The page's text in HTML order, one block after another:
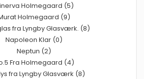
Holmegaard (5)
Holmegaard (9)
fra Lyngby Glasværk. (8)
Napoleon Klar (0)
Neptun (2)
Fra Holmegaard (4)
fra Lyngby Glasværk (8)